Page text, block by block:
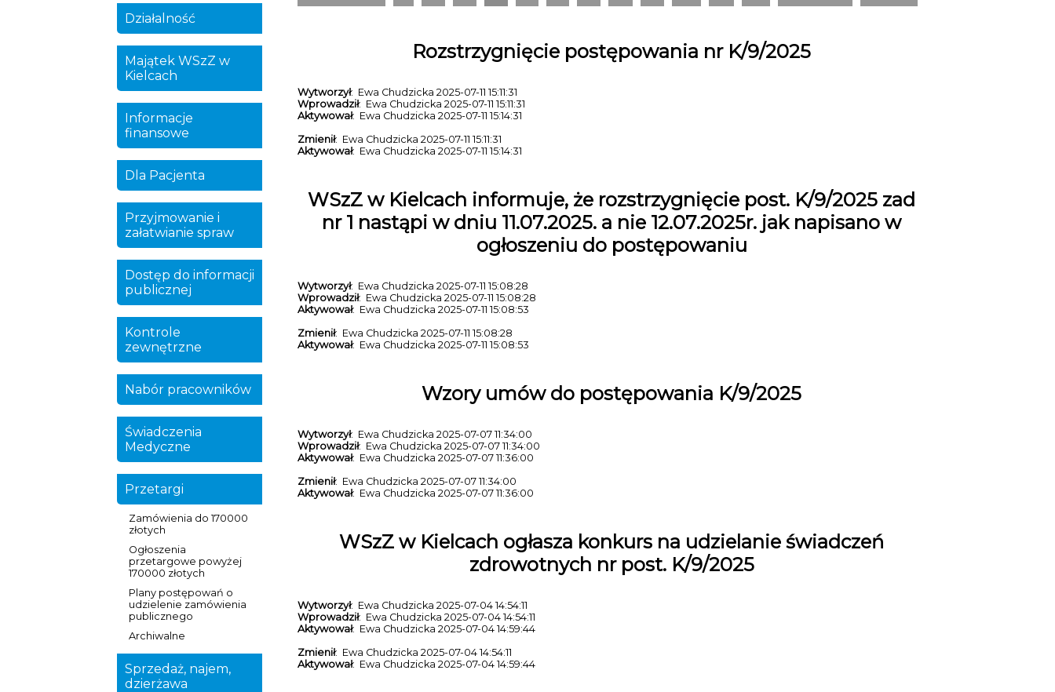
Działalność
Majątek WSzZ w
Kielcach
Informacje
finansowe
Dla Pacjenta
Przyjmowanie i
załatwianie spraw
Dostęp do informacji
publicznej
Kontrole
zewnętrzne
Nabór pracowników
Świadczenia
Medyczne
Przetargi
Zamówienia do 170000
złotych
Ogłoszenia
przetargowe powyżej
170000 złotych
Plany postępowań o
udzielenie zamówienia
publicznego
Archiwalne
Sprzedaż, najem,
dzierżawa
Rozstrzygnięcie postępowania nr K/9/2025
Wytworzył: Ewa Chudzicka 2025-07-11 15:11:31
Wprowadził: Ewa Chudzicka 2025-07-11 15:11:31
Aktywował: Ewa Chudzicka 2025-07-11 15:14:31
Zmienił: Ewa Chudzicka 2025-07-11 15:11:31
Aktywował: Ewa Chudzicka 2025-07-11 15:14:31
WSzZ w Kielcach informuje, że rozstrzygnięcie post. K/9/2025 zad
nr 1 nastąpi w dniu 11.07.2025. a nie 12.07.2025r. jak napisano w
ogłoszeniu do postępowaniu
Wytworzył: Ewa Chudzicka 2025-07-11 15:08:28
Wprowadził: Ewa Chudzicka 2025-07-11 15:08:28
Aktywował: Ewa Chudzicka 2025-07-11 15:08:53
Zmienił: Ewa Chudzicka 2025-07-11 15:08:28
Aktywował: Ewa Chudzicka 2025-07-11 15:08:53
Wzory umów do postępowania K/9/2025
Wytworzył: Ewa Chudzicka 2025-07-07 11:34:00
Wprowadził: Ewa Chudzicka 2025-07-07 11:34:00
Aktywował: Ewa Chudzicka 2025-07-07 11:36:00
Zmienił: Ewa Chudzicka 2025-07-07 11:34:00
Aktywował: Ewa Chudzicka 2025-07-07 11:36:00
WSzZ w Kielcach ogłasza konkurs na udzielanie świadczeń
zdrowotnych nr post. K/9/2025
Wytworzył: Ewa Chudzicka 2025-07-04 14:54:11
Wprowadził: Ewa Chudzicka 2025-07-04 14:54:11
Aktywował: Ewa Chudzicka 2025-07-04 14:59:44
Zmienił: Ewa Chudzicka 2025-07-04 14:54:11
Aktywował: Ewa Chudzicka 2025-07-04 14:59:44